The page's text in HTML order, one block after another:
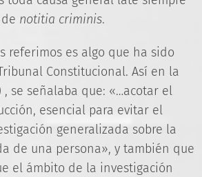
notitia criminis.
referimos es algo que ha sido
Constitucional. Así en la
, se señalaba que: «…acotar el
esencial para evitar el
generalizada sobre la
de una persona», y también que
el ámbito de la investigación